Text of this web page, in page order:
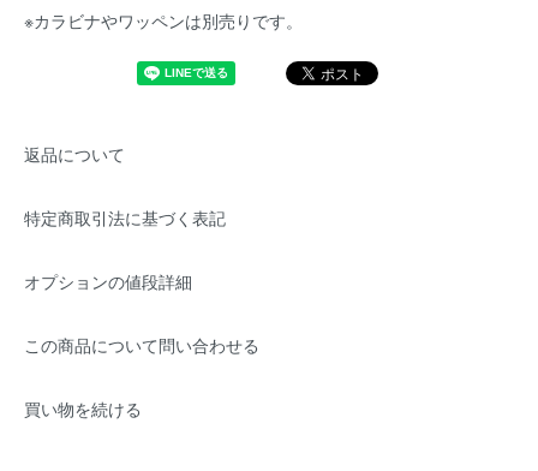
※カラビナやワッペンは別売りです。
返品について
特定商取引法に基づく表記
オプションの値段詳細
この商品について問い合わせる
買い物を続ける